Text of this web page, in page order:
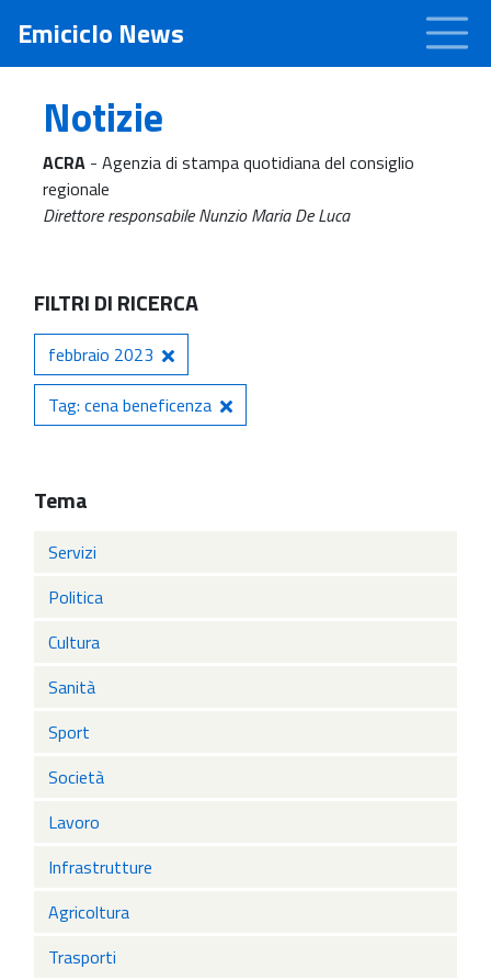
Emiciclo News
Notizie
ACRA - Agenzia di stampa quotidiana del consiglio
regionale
Direttore responsabile Nunzio Maria De Luca
FILTRI DI RICERCA
febbraio 2023
Tag: cena beneficenza
Tema
Servizi
Politica
Cultura
Sanità
Sport
Società
Lavoro
Infrastrutture
Agricoltura
Trasporti